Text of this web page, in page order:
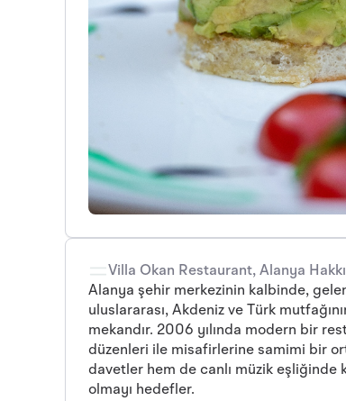
Villa Okan Restaurant, Alanya
Alanya şehir merkezinin kalbinde,
uluslararası, Akdeniz ve Türk
mekandır. 2006 yılında modern bir
düzenleri ile misafirlerine samimi bir
davetler hem de canlı müzik eşliğinde
olmayı hedefler.